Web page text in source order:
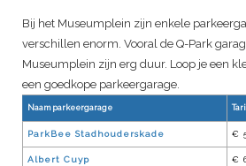
Bij het Museumplein zijn enkele
verschillen enorm. Vooral de Q-Park
Museumplein zijn erg duur. Loop je een
een goedkope parkeergarage.
Naam parkeergarage
ParkBee Stadhouderskade €
Albert Cuyp €